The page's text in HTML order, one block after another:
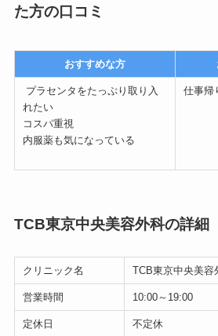
た方の口コミ
おすすめな方
プラセンタをたっぷり取り入
れたい
コスパ重視
内服薬も気になっている
仕事帰
TCB東京中央美容外科の詳細
クリニック名 TCB東京中央美容
営業時間 10:00～19:00
定休日 不定休